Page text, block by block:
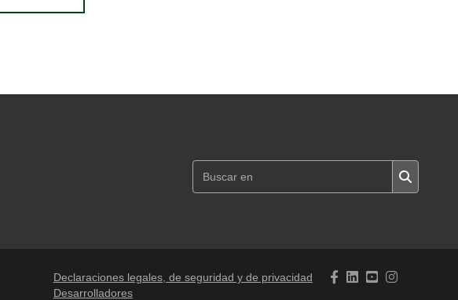
Declaraciones legales, de seguridad y de privacidad
Desarrolladores